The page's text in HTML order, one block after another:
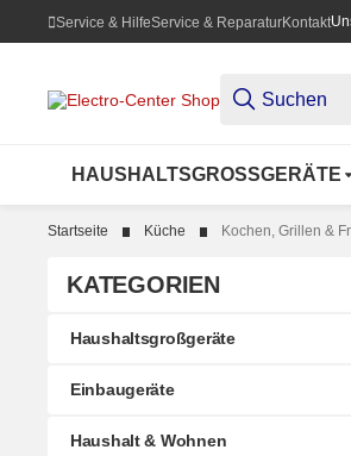
Service & HilfeService & ReparaturKontakt
HAUSHALTSGROSSGERÄTE
Startseite Küche Kochen, Grillen &
KATEGORIEN
Haushaltsgroßgeräte
Einbaugeräte
Haushalt & Wohnen